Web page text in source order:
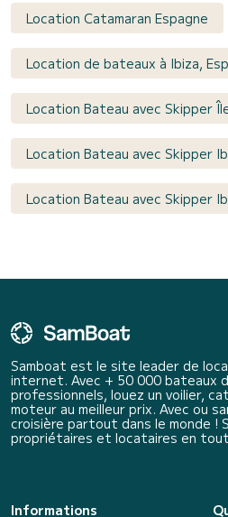
Location Catamaran Espagne
Location de bateaux à Ibiza,
Location Bateau avec Skipper
Location Bateau avec Skipper
Location Bateau avec Skipper
Samboat est le site leader de
internet. Avec + 50 000 bateaux
professionnels, louez un voilier,
moteur au meilleur prix. Avec ou
croisière partout dans le monde !
propriétaires et locataires en
Informations